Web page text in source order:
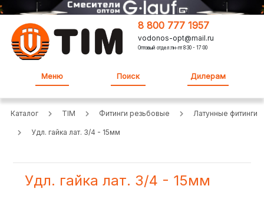
8 800 777 1957
vodonos-opt@mail.ru
Оптовый отдел:пн-пт 8:30 - 17:00
Меню Поиск Дилерам
Каталог TIM Фитинги резьбовые Латунные фитинги
Удл. гайка лат. 3/4 - 15мм
Удл. гайка лат. 3/4 - 15мм